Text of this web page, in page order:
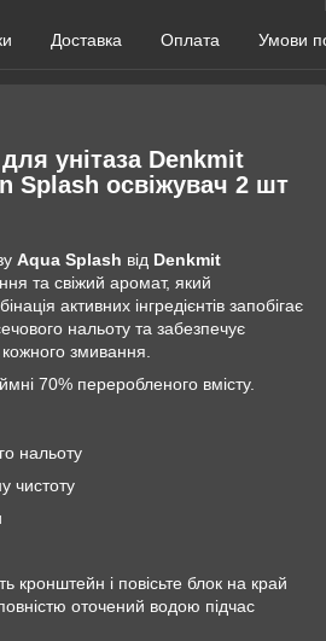
Доставка Оплата Умови
унітаза Denkmit
Splash освіжувач 2 шт
Aqua Splash від Denkmit
та свіжий аромат, який
активних інгредієнтів запобігає
нальоту та забезпечує
кожного змивання.
70% переробленого вмісту.
нальоту
чистоту
кронштейн і повісьте блок на край
оточений водою підчас